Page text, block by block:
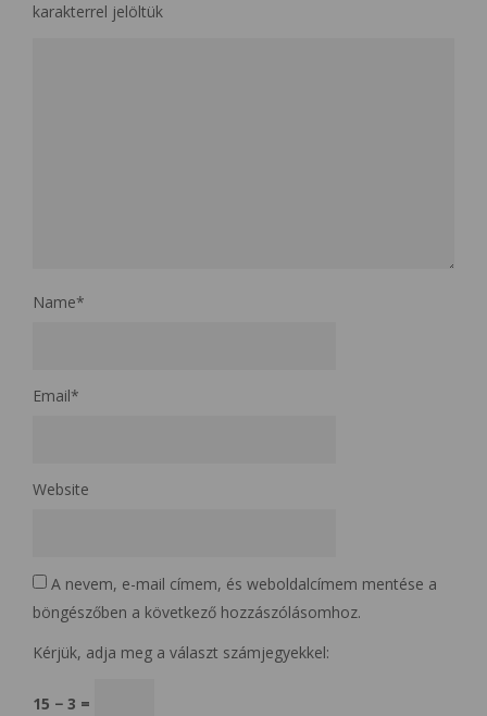
karakterrel jelöltük
Name*
Email*
Website
A nevem, e-mail címem, és weboldalcímem mentése a
böngészőben a következő hozzászólásomhoz.
Kérjük, adja meg a választ számjegyekkel:
15 − 3 =